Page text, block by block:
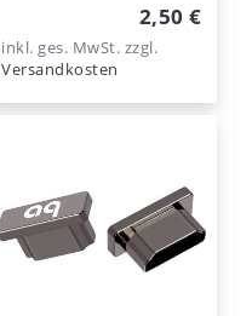
2,50 €
inkl. ges. MwSt. zzgl.
Versandkosten